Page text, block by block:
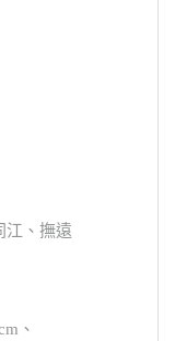
江、撫遠
、